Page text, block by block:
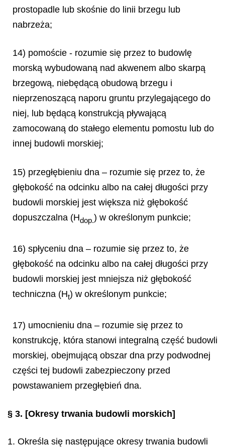
prostopadle lub skośnie do linii brzegu lub
nabrzeża;
14) pomoście - rozumie się przez to budowlę
morską wybudowaną nad akwenem albo skarpą
brzegową, niebędącą obudową brzegu i
nieprzenoszącą naporu gruntu przylegającego do
niej, lub będącą konstrukcją pływającą
zamocowaną do stałego elementu pomostu lub do
innej budowli morskiej;
15) przegłębieniu dna – rozumie się przez to, że
głębokość na odcinku albo na całej długości przy
budowli morskiej jest większa niż głębokość
dopuszczalna (Hdop. ) w określonym punkcie;
16) spłyceniu dna – rozumie się przez to, że
głębokość na odcinku albo na całej długości przy
budowli morskiej jest mniejsza niż głębokość
techniczna (Ht) w określonym punkcie;
17) umocnieniu dna – rozumie się przez to
konstrukcję, która stanowi integralną część budowli
morskiej, obejmującą obszar dna przy podwodnej
części tej budowli zabezpieczony przed
powstawaniem przegłębień dna.
§ 3. [Okresy trwania budowli morskich]
1. Określa się następujące okresy trwania budowli